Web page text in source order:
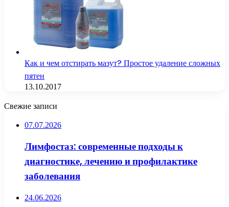
Как и чем отстирать мазут? Простое удаление сложных
пятен
13.10.2017
Свежие записи
07.07.2026
Лимфостаз: современные подходы к
диагностике, лечению и профилактике
заболевания
24.06.2026